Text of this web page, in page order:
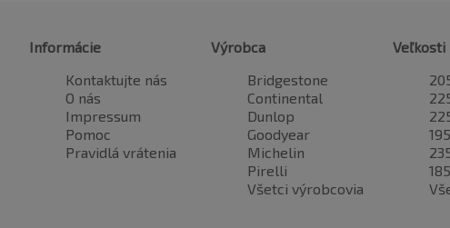
Informácie
Kontaktujte nás
O nás
Impressum
Pomoc
Pravidlá vrátenia
Výrobca
Bridgestone
Continental
Dunlop
Goodyear
Michelin
Pirelli
Všetci výrobcovia
Veľkosti